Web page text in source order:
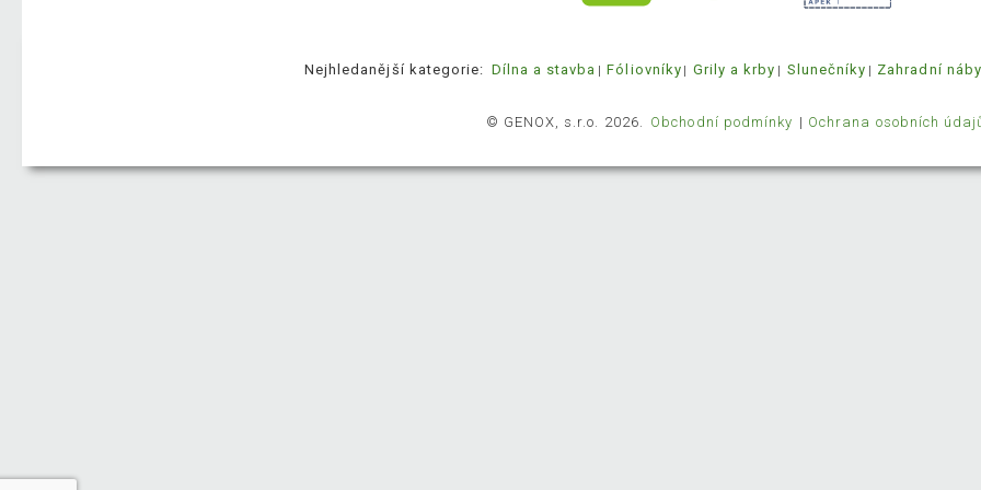
Nejhledanější kategorie: Dílna a stavba Fóliovníky Grily a krby Slunečníky Zahradní
© GENOX, s.r.o. 2026. Obchodní podmínky Ochrana osobních